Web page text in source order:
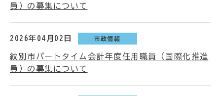
員）の募集について
2026年04月02日 市政情報
紋別市パートタイム会計年度任用職員（国際化推進
員）の募集について